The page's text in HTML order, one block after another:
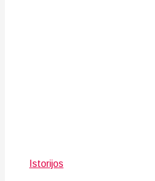
Istorijos